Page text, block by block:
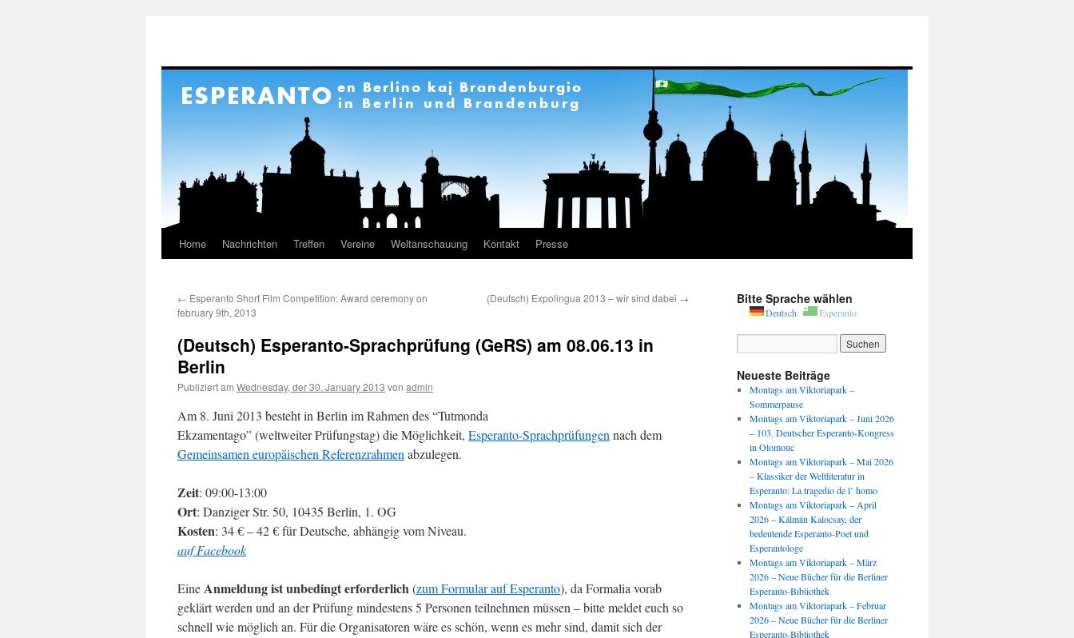
Springe
Inhalt
Home Nachrichten Treffen Vereine Weltanschauung Kontakt Presse
← Esperanto Short Film Competition: Award ceremony on
february 9th, 2013
(Deutsch) Expolingua 2013 – wir sind dabei →
(Deutsch) Esperanto-Sprachprüfung (GeRS) am 08.06.13 in
Berlin
Publiziert am Wednesday, der 30. January 2013 von admin
Am 8. Juni 2013 besteht in Berlin im Rahmen des “Tutmonda
Ekzamentago” (weltweiter Prüfungstag) die Möglichkeit, Esperanto-Sprachprüfungen nach dem
Gemeinsamen europäischen Referenzrahmen abzulegen.
Zeit: 09:00-13:00
Ort: Danziger Str. 50, 10435 Berlin, 1. OG
Kosten: 34 € – 42 € für Deutsche, abhängig vom Niveau.
auf Facebook
EineAnmeldung ist unbedingt erforderlich(zum Formular auf Esperanto), da Formalia vorab
geklärt werden und an der Prüfung mindestens 5 Personen teilnehmen müssen – bitte meldet euch so
schnell wie möglich an. Für die Organisatoren wäre es schön, wenn es mehr sind, damit sich der
Bitte Sprache wählen
Deutsch Esperanto
Neueste Beiträge
Montags am Viktoriapark –
Sommerpause
Montags am Viktoriapark – Juni 2026
– 103. Deutscher Esperanto-Kongress
in Olomouc
Montags am Viktoriapark – Mai 2026
– Klassiker der Weltliteratur in
Esperanto: La tragedio de l’ homo
Montags am Viktoriapark – April
2026 – Kálmán Kalocsay, der
bedeutende Esperanto-Poet und
Esperantologe
Montags am Viktoriapark – März
2026 – Neue Bücher für die Berliner
Esperanto-Bibliothek
Montags am Viktoriapark – Februar
2026 – Neue Bücher für die Berliner
Esperanto-Bibliothek